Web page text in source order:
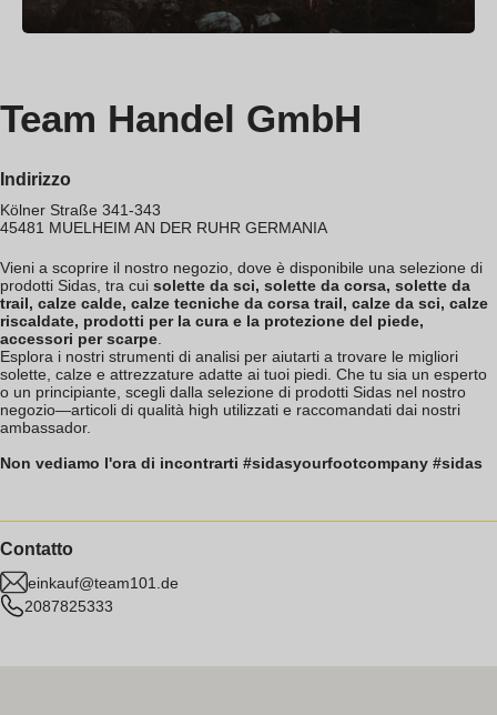
Team Handel GmbH
Indirizzo
Kölner Straße 341-343
45481 MUELHEIM AN DER RUHR GERMANIA
Vieni a scoprire il nostro negozio, dove è disponibile una selezione di
prodotti Sidas, tra cui solette da sci, solette da corsa, solette da
trail, calze calde, calze tecniche da corsa trail, calze da sci, calze
riscaldate, prodotti per la cura e la protezione del piede,
accessori per scarpe.
Esplora i nostri strumenti di analisi per aiutarti a trovare le migliori
solette, calze e attrezzature adatte ai tuoi piedi. Che tu sia un esperto
o un principiante, scegli dalla selezione di prodotti Sidas nel nostro
negozio—articoli di qualità high utilizzati e raccomandati dai nostri
ambassador.
Non vediamo l'ora di incontrarti #sidasyourfootcompany #sidas
Contatto
einkauf@team101.de
2087825333